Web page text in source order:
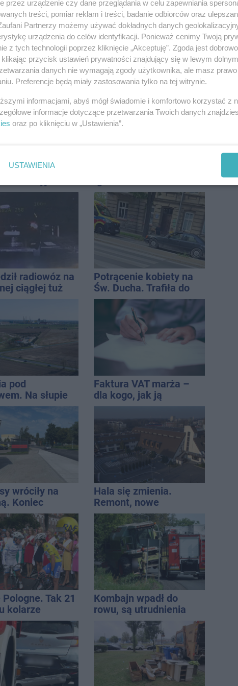
wśród
Podczas burzy ucierpiał
komin. Konieczna była
interwencja strażaków
przy ul.
wypadła z
piętra
przekazali wieści
radiowóz na
ciągłej tuż
Potrącenie kobiety na
Św. Ducha. Trafiła do
szpitala
pod
Na słupie
ciało
Faktura VAT marża –
dla kogo, jak ją
wystawić i jak rozliczyć
wróciły na
Koniec
zatok
Hala się zmienia.
Remont, nowe
nagłośnienie, a przed
wejściem stanie
QEMETICA ARENA
Pologne. Tak 21
kolarze
z
Kombajn wpadł do
rowu, są utrudnienia
przez urządzenie czy dane przeglądania w celu zapewniania
treści, pomiar reklam i treści, badanie odbiorców oraz
Partnerzy możemy używać dokładnych danych
urządzenia do celów identyfikacji. Ponieważ cenimy Twoją
z tych technologii poprzez kliknięcie „Akceptuję”. Zgoda jest
przycisk ustawień prywatności znajdujący się w lewym
danych nie wymagają zgody użytkownika, ale masz
Preferencje będą miały zastosowania tylko na tej witrynie.
informacjami, abyś mógł świadomie i komfortowo korzystać z
informacje dotyczące przetwarzania Twoich danych
oraz po kliknięciu w „Ustawienia”.
USTAWIENIA